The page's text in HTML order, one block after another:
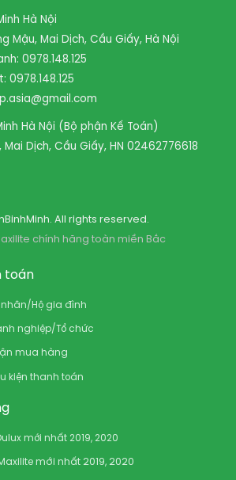
Hà Nội
Mậu, Mai Dịch, Cầu Giấy, Hà Nội
0978.148.125
0978.148.125
Hà Nội (Bộ phận Kế Toán)
Mai Dịch, Cầu Giấy, HN 02462776618
All rights reserved.
chính hãng toàn miền Bắc
toán
Hộ gia đình
nghiệp/Tổ chức
mua hàng
kiện thanh toán
mới nhất 2019, 2020
mới nhất 2019, 2020